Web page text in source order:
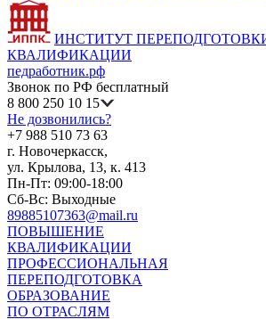
ИНСТИТУТ
КВАЛИФИКАЦИИ
педработник.рф
Звонок по РФ бесплатный
8 800 250 10 15
Не дозвонились?
+7 988 510 73 63
г. Новочеркасск,
ул. Крылова, 13, к. 413
Пн-Пт: 09:00-18:00
Сб-Вс: Выходные
89885107363@mail.ru
ПОВЫШЕНИЕ
КВАЛИФИКАЦИИ
ПРОФЕССИОНАЛЬНАЯ
ПЕРЕПОДГОТОВКА
ОБРАЗОВАНИЕ
ПО ОТРАСЛЯМ